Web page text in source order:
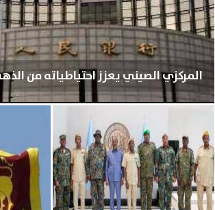
المركزي الصيني يعزز احتياطياته من
الجمعة، 7 أغسطس 2026 05:58 مـ